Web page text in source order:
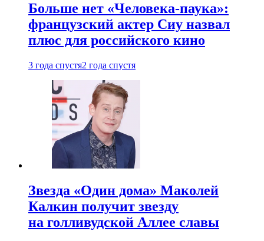
Больше нет «Человека-паука»:
французский актер Сиу назвал
плюс для российского кино
3 года спустя2 года спустя
Звезда «Один дома» Маколей
Калкин получит звезду
на голливудской Аллее славы